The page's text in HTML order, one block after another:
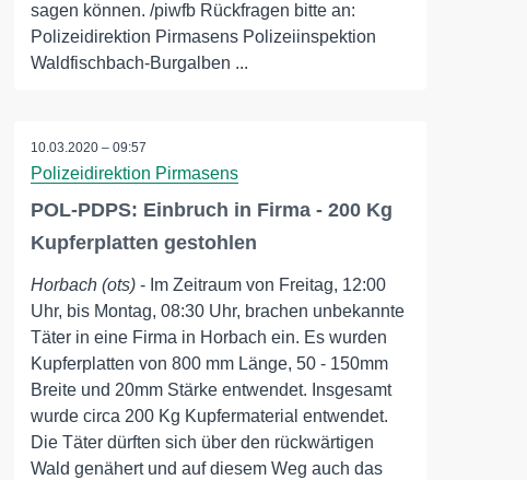
sagen können. /piwfb Rückfragen bitte an:
Polizeidirektion Pirmasens Polizeiinspektion
Waldfischbach-Burgalben ...
10.03.2020 – 09:57
Polizeidirektion Pirmasens
POL-PDPS: Einbruch in Firma - 200 Kg
Kupferplatten gestohlen
Horbach (ots) - Im Zeitraum von Freitag, 12:00
Uhr, bis Montag, 08:30 Uhr, brachen unbekannte
Täter in eine Firma in Horbach ein. Es wurden
Kupferplatten von 800 mm Länge, 50 - 150mm
Breite und 20mm Stärke entwendet. Insgesamt
wurde circa 200 Kg Kupfermaterial entwendet.
Die Täter dürften sich über den rückwärtigen
Wald genähert und auf diesem Weg auch das